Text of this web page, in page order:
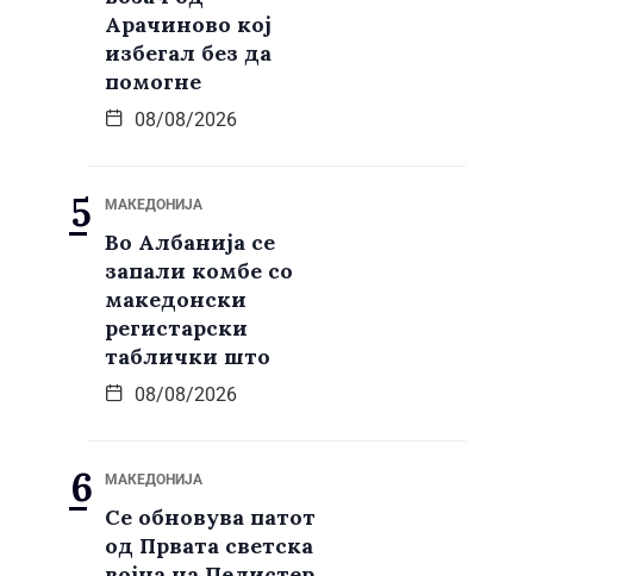
Арачиново кој
избегал без да
помогне
08/08/2026
МАКЕДОНИЈА
Во Албанија се
запали комбе со
македонски
регистарски
таблички што
08/08/2026
МАКЕДОНИЈА
Се обновува патот
од Првата светска